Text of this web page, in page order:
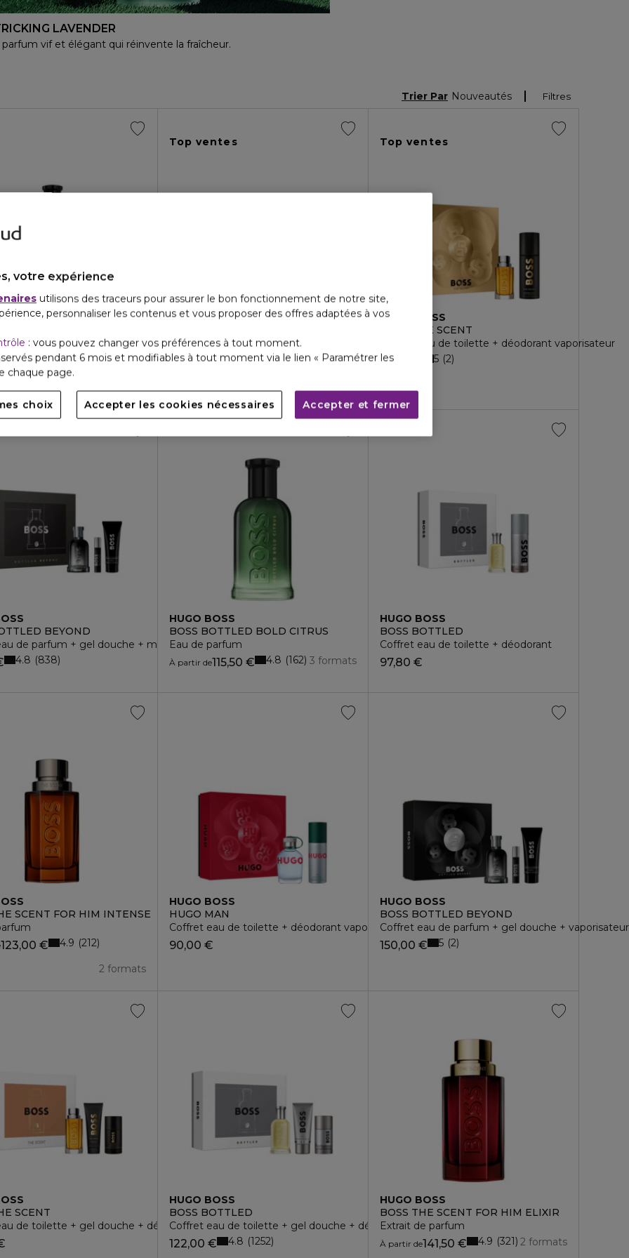
LAVENDER
parfum vif et élégant qui réinvente la fraîcheur.
Filtres
Trier Par Nouveautés
À partir de 69,30 €
2 formats
4.8 256
Top ventes
HUGO BOSS
Coffret eau de toilette + déodorant vaporisateur
93,80 € 4.8 8
Top ventes
HUGO BOSS
BOSS THE SCENT
Coffret eau de toilette + déodorant vaporisateur
95,00 € 5 2
BEYOND
de parfum + gel douche + miniature
4.8 838
HUGO BOSS
BOSS BOTTLED BOLD CITRUS
Eau de parfum
À partir de115,50 € 3 formats
4.8 162
HUGO BOSS
BOSS BOTTLED
Coffret eau de toilette + déodorant
97,80 €
SCENT FOR HIM INTENSE
123,00 €
2 formats
4.9 212
HUGO BOSS
HUGO MAN
Coffret eau de toilette + déodorant vaporisateur
90,00 €
HUGO BOSS
BOSS BOTTLED BEYOND
Coffret eau de parfum + gel douche +
150,00 € 5 2
SCENT
de toilette + gel douche + déodorant
HUGO BOSS
BOSS BOTTLED
Coffret eau de toilette + gel douche + déodorant
122,00 € 4.8 1252
HUGO BOSS
BOSS THE SCENT FOR HIM ELIXIR
Extrait de parfum
À partir de141,50 € 2 formats
4.9 321
votre expérience
utilisons des traceurs pour assurer le bon fonctionnement de notre site,
personnaliser les contenus et vous proposer des offres adaptées à vos
: vous pouvez changer vos préférences à tout moment.
pendant 6 mois et modifiables à tout moment via le lien « Paramétrer les
chaque page.
choix Accepter les cookies nécessaires Accepter et fermer